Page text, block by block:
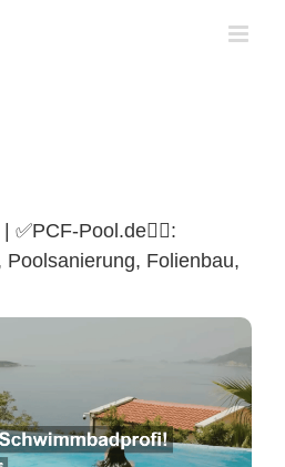
Pool.de🏊🏼:
Folienbau,